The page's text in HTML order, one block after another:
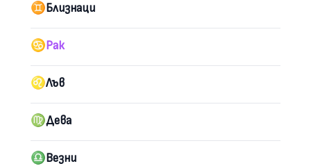
♊︎Близнаци
♋︎Рак
♌︎Лъв
♍︎Дева
♎︎Везни